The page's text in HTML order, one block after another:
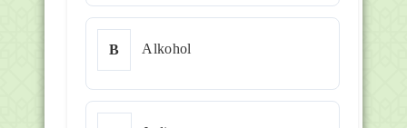
B Alkohol